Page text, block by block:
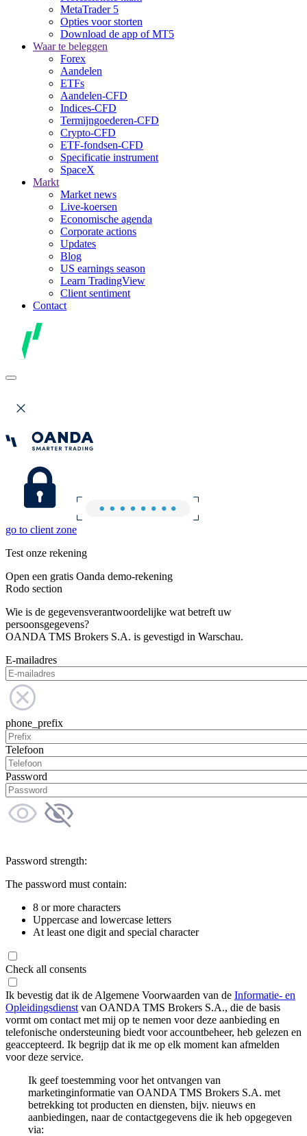
MetaTrader 5
Opties voor storten
Download de app of MT5
Waar te beleggen
Forex
Aandelen
ETFs
Aandelen-CFD
Indices-CFD
Termijngoederen-CFD
Crypto-CFD
ETF-fondsen-CFD
Specificatie instrument
SpaceX
Markt
Market news
Live-koersen
Economische agenda
Corporate actions
Updates
Blog
US earnings season
Learn TradingView
Client sentiment
Contact
go to client zone
Test onze rekening
Open een gratis Oanda demo-rekening
Rodo section
Wie is de gegevensverantwoordelijke wat betreft uw
persoonsgegevens?
OANDA TMS Brokers S.A. is gevestigd in Warschau.
E-mailadres
phone_prefix
Telefoon
Password
Password strength:
The password must contain:
8 or more characters
Uppercase and lowercase letters
At least one digit and special character
Check all consents
Ik bevestig dat ik de Algemene Voorwaarden van de Informatie- en
Opleidingsdienst van OANDA TMS Brokers S.A., die de basis
vormt om contact met mij op te nemen voor deze aanbieding en
telefonische ondersteuning biedt voor accountbeheer, heb gelezen en
geaccepteerd. Ik begrijp dat ik me op elk moment kan afmelden
voor deze service.
Ik geef toestemming voor het ontvangen van
marketinginformatie van OANDA TMS Brokers S.A. met
betrekking tot producten en diensten, bijv. nieuws en
aanbiedingen, naar de contactgegevens die ik heb opgegeven
via: